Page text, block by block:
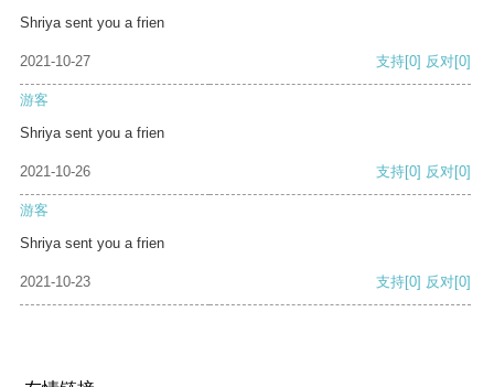
Shriya sent you a frien
2021-10-27 支持[0] 反对[0]
游客
Shriya sent you a frien
2021-10-26 支持[0] 反对[0]
游客
Shriya sent you a frien
2021-10-23 支持[0] 反对[0]